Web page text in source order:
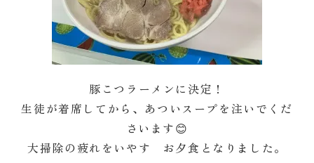
豚こつラーメンに決定！
生徒が着席してから、あついスープを注いでくだ
さいます😊
大掃除の疲れをいやす お夕食となりました。